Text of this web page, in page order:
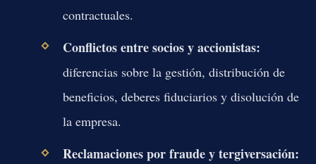
contractuales.
Conflictos entre socios y accionistas:
diferencias sobre la gestión, distribución de
beneficios, deberes fiduciarios y disolución de
la empresa.
Reclamaciones por fraude y tergiversación: